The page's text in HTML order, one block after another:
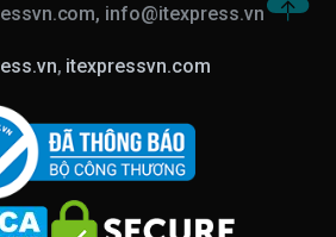
info@itexpress.vn
, itexpressvn.com